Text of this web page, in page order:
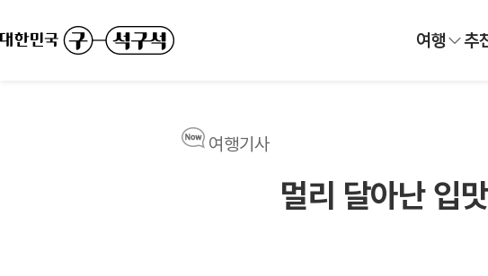
여행 추
여행기사
멀리 달아난 입